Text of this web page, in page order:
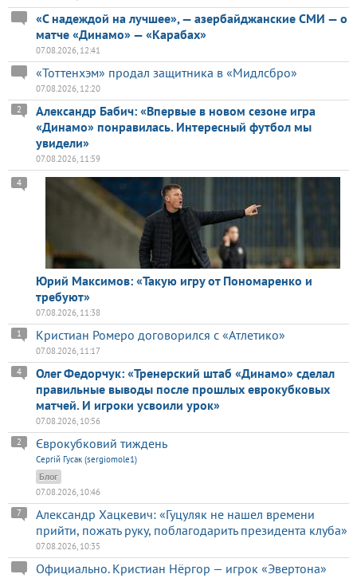
«С надеждой на лучшее», — азербайджанские СМИ — о
матче «Динамо» — «Карабах»
07.08.2026, 12:41
«Тоттенхэм» продал защитника в «Мидлсбро»
07.08.2026, 12:20
Александр Бабич: «Впервые в новом сезоне игра
«Динамо» понравилась. Интересный футбол мы
увидели»
2
07.08.2026, 11:59
Юрий Максимов: «Такую игру от Пономаренко и
требуют»
4
07.08.2026, 11:38
Кристиан Ромеро договорился с «Атлетико»
1
07.08.2026, 11:17
Олег Федорчук: «Тренерский штаб «Динамо» сделал
правильные выводы после прошлых еврокубковых
матчей. И игроки усвоили урок»
4
07.08.2026, 10:56
Єврокубковий тиждень
2
Сергій Гусак (sergiomole1)
Блог
07.08.2026, 10:46
Александр Хацкевич: «Гуцуляк не нашел времени
прийти, пожать руку, поблагодарить президента клуба»
7
07.08.2026, 10:35
Официально. Кристиан Нёргор — игрок «Эвертона»